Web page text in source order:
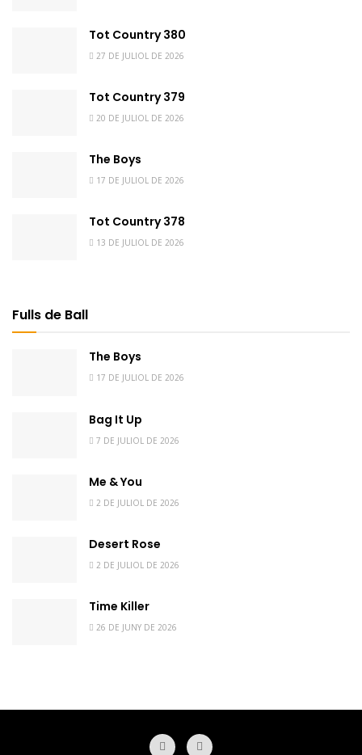
Tot Country 380
27 DE JULIOL DE 2026
Tot Country 379
20 DE JULIOL DE 2026
The Boys
17 DE JULIOL DE 2026
Tot Country 378
13 DE JULIOL DE 2026
Fulls de Ball
The Boys
17 DE JULIOL DE 2026
Bag It Up
7 DE JULIOL DE 2026
Me & You
2 DE JULIOL DE 2026
Desert Rose
2 DE JULIOL DE 2026
Time Killer
26 DE JUNY DE 2026